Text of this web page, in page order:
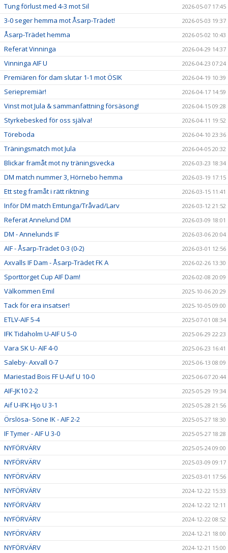
Tung förlust med 4-3 mot Sil 2026-05-07 17:45
3-0 seger hemma mot Åsarp-Trädet! 2026-05-03 19:37
Åsarp-Trädet hemma 2026-05-02 10:43
Referat Vinninga 2026-04-29 14:37
Vinninga AIF U 2026-04-23 07:24
Premiären för dam slutar 1-1 mot ÖSIK 2026-04-19 10:39
Seriepremiär! 2026-04-17 14:59
Vinst mot Jula & sammanfattning försäsong! 2026-04-15 09:28
Styrkebesked för oss själva! 2026-04-11 19:52
Töreboda 2026-04-10 23:36
Träningsmatch mot Jula 2026-04-05 20:32
Blickar framåt mot ny träningsvecka 2026-03-23 18:34
DM match nummer 3, Hörnebo hemma 2026-03-19 17:15
Ett steg framåt i rätt riktning 2026-03-15 11:41
Inför DM match Emtunga/Tråvad/Larv 2026-03-12 21:52
Referat Annelund DM 2026-03-09 18:01
DM - Annelunds IF 2026-03-06 20:04
AIF - Åsarp-Trädet 0-3 (0-2) 2026-03-01 12:56
Axvalls IF Dam - Åsarp-Trädet FK A 2026-02-26 13:30
Sporttorget Cup AIF Dam! 2026-02-08 20:09
Välkommen Emil 2025-10-06 20:29
Tack för era insatser! 2025-10-05 09:00
ETLV-AIF 5-4 2025-07-01 08:34
IFK Tidaholm U-AIF U 5-0 2025-06-29 22:23
Vara SK U- AIF 4-0 2025-06-23 16:41
Saleby- Axvall 0-7 2025-06-13 08:09
Mariestad Bois FF U-Aif U 10-0 2025-06-07 20:44
AIF-JK10 2-2 2025-05-29 19:34
Aif U-IFK Hjo U 3-1 2025-05-28 21:56
Örslösa- Söne IK - AIF 2-2 2025-05-27 18:30
IF Tymer - AIF U 3-0 2025-05-27 18:28
NYFÖRVÄRV 2025-05-24 09:00
NYFÖRVÄRV 2025-03-09 09:17
NYFÖRVÄRV 2025-03-01 17:56
NYFÖRVÄRV 2024-12-22 15:33
NYFÖRVÄRV 2024-12-22 12:11
NYFÖRVÄRV 2024-12-22 08:52
NYFÖRVÄRV 2024-12-21 18:00
NYFÖRVÄRV 2024-12-21 15:00